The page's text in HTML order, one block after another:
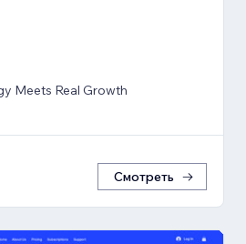
Meets Real Growth
Смотреть